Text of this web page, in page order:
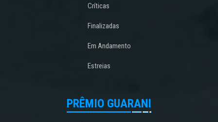
Críticas
Finalizadas
Em Andamento
Estreias
PRÊMIO GUARANI